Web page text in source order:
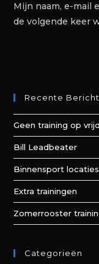
Mijn naam, e-mail
de volgende keer
Recente
Geen training op
Bill Leadbeater
Binnensport
Extra trainingen
Zomerrooster
Categorieën